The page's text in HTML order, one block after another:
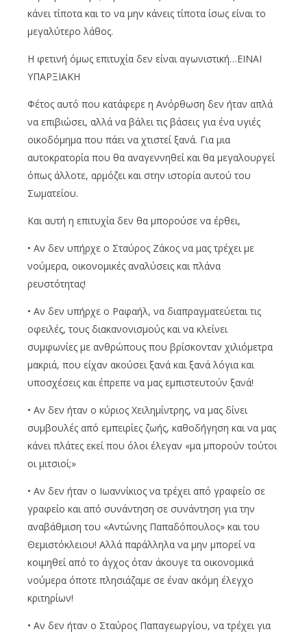
κάνει τίποτα και το να μην κάνεις τίποτα ίσως είναι το
μεγαλύτερο λάθος.
Η φετινή όμως επιτυχία δεν είναι αγωνιστική…ΕΙΝΑΙ
ΥΠΑΡΞΙΑΚΗ
Φέτος αυτό που κατάφερε η Ανόρθωση δεν ήταν απλά
να επιβιώσει, αλλά να βάλει τις βάσεις για ένα υγιές
οικοδόμημα που πάει να χτιστεί ξανά. Για μια
αυτοκρατορία που θα αναγεννηθεί και θα μεγαλουργεί
όπως άλλοτε, αρμόζει και στην ιστορία αυτού του
Σωματείου.
Και αυτή η επιτυχία δεν θα μπορούσε να έρθει,
• Αν δεν υπήρχε ο Σταύρος Ζάκος να μας τρέχει με
νούμερα, οικονομικές αναλύσεις και πλάνα
ρευστότητας!
• Αν δεν υπήρχε ο Ραφαήλ, να διαπραγματεύεται τις
οφειλές, τους διακανονισμούς και να κλείνει
συμφωνίες με ανθρώπους που βρίσκονταν χιλιόμετρα
μακριά, που είχαν ακούσει ξανά και ξανά λόγια και
υποσχέσεις και έπρεπε να μας εμπιστευτούν ξανά!
• Αν δεν ήταν ο κύριος Χειλημίντρης, να μας δίνει
συμβουλές από εμπειρίες ζωής, καθοδήγηση και να μας
κάνει πλάτες εκεί που όλοι έλεγαν «μα μπορούν τούτοι
οι μιτσιοί;»
• Αν δεν ήταν ο Ιωαννίκιος να τρέχει από γραφείο σε
γραφείο και από συνάντηση σε συνάντηση για την
αναβάθμιση του «Αντώνης Παπαδόπουλος» και του
Θεμιστόκλειου! Αλλά παράλληλα να μην μπορεί να
κοιμηθεί από το άγχος όταν άκουγε τα οικονομικά
νούμερα όποτε πλησιάζαμε σε έναν ακόμη έλεγχο
κριτηρίων!
• Αν δεν ήταν ο Σταύρος Παπαγεωργίου, να τρέχει για